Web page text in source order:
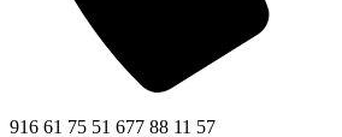
916 61 75 51 677 88 11 57